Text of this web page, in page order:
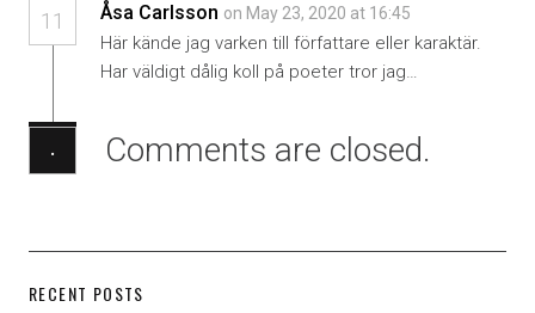
11 Åsa Carlsson on May 23, 2020 at 16:45
Här kände jag varken till författare eller karaktär.
Har väldigt dålig koll på poeter tror jag…
· Comments are closed.
RECENT POSTS